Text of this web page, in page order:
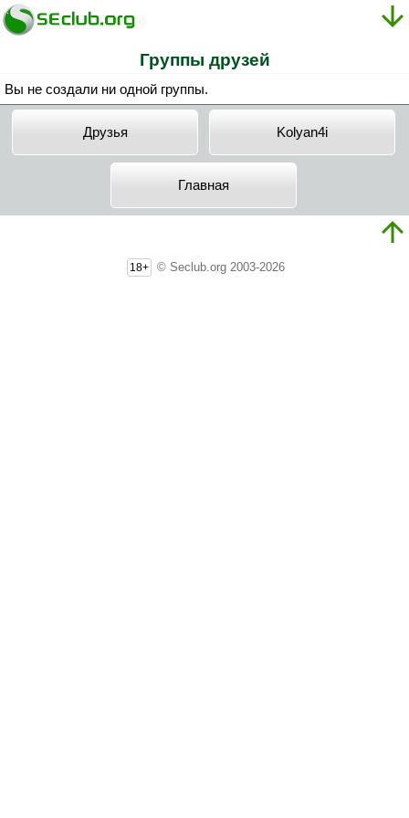
Группы друзей
Вы не создали ни одной группы.
Друзья Kolyan4i
Главная
18+ © Seclub.org 2003-2026